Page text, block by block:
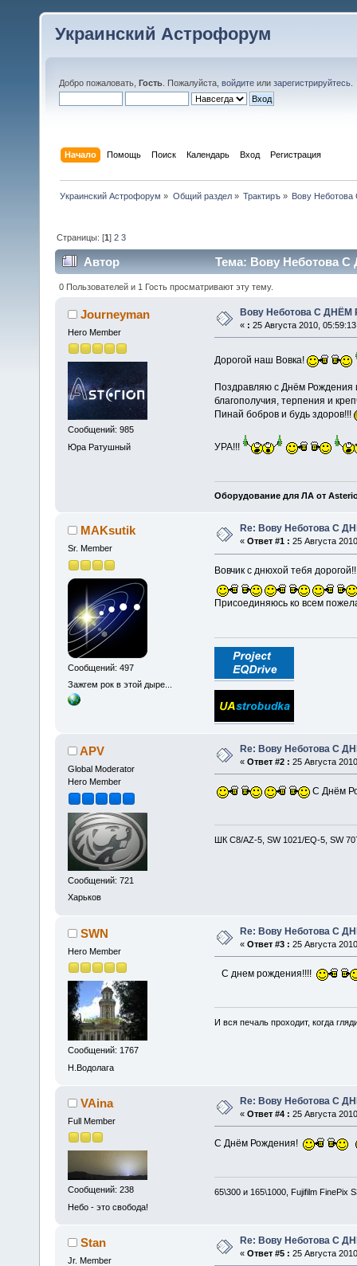
Украинский Астрофорум
Добро пожаловать, Гость . Пожалуйста, войдите или зарегистрируйтесь
Начало Помощь Поиск Календарь Вход Регистрация
Украинский Астрофорум » Общий раздел» Трактиръ» Вову
Страницы: [1]2 3
Автор Тема: Вову Неботова
0 Пользователей и 1 Гость просматривают эту тему.
Journeyman
Hero Member
Сообщений: 985
Юра Ратушный
Вову Неботова С
« : 25 Августа 2010,
Дорогой наш Вовка!
Поздравляю с Днём Рождения
благополучия, терпения и
Пинай бобров и будь здоров!!!
УРА!!!
Оборудование для ЛА от
MAKsutik
Sr. Member
Сообщений: 497
Зажгем рок в этой дыре...
Re: Вову Неботова С
« Ответ #1 : 25 Августа
Вовчик с днюхой тебя
Присоединяюсь ко всем
APV
Global Moderator
Hero Member
Сообщений: 721
Харьков
Re: Вову Неботова С
« Ответ #2 : 25 Августа
C Днём
ШК С8/AZ-5, SW 1021/EQ-5, SW
SWN
Hero Member
Сообщений: 1767
Н.Водолага
Re: Вову Неботова С
« Ответ #3 : 25 Августа
С днем рождения!!!!
И вся печаль проходит, когда
VAina
Full Member
Сообщений: 238
Небо - это свобода!
Re: Вову Неботова С
« Ответ #4 : 25 Августа
C Днём Рождения!
65\300 и 165\1000, Fujifilm FinePix
Stan
Jr. Member
Re: Вову Неботова С
« Ответ #5 : 25 Августа